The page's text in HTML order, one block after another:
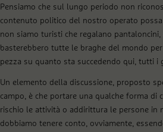
Pensiamo che sul lungo periodo non
contenuto politico del nostro operato
non siamo turisti che regalano pantaloncini,
basterebbero tutte le braghe del mondo
pezza su quanto sta succedendo qui, tutti i
Un elemento della discussione, proposto
campo, è che portare una qualche forma di
rischio le attività o addirittura le persone in
dobbiamo tenere conto, ovviamente,